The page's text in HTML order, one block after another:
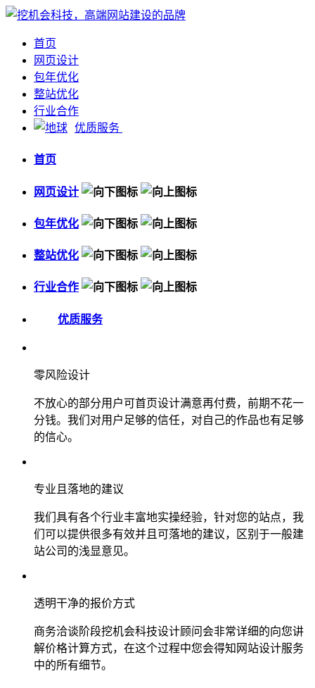
首页
网页设计
包年优化
整站优化
行业合作
优质服务
首页
网页设计
包年优化
整站优化
行业合作
优质服务
零风险设计
不放心的部分用户可首页设计满意再付费，前期不花一
分钱。我们对用户足够的信任，对自己的作品也有足够
的信心。
专业且落地的建议
我们具有各个行业丰富地实操经验，针对您的站点，我
们可以提供很多有效并且可落地的建议，区别于一般建
站公司的浅显意见。
透明干净的报价方式
商务洽谈阶段挖机会科技设计顾问会非常详细的向您讲
解价格计算方式，在这个过程中您会得知网站设计服务
中的所有细节。